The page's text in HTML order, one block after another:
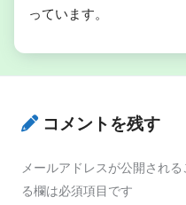
っています。
コメントを残す
メールアドレスが公開される
る欄は必須項目です